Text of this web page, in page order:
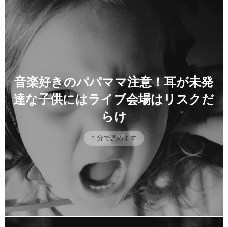
音楽好きのパパママ注意！耳が未発
達な子供にはライブ会場はリスクだ
らけ
1 分で読めます